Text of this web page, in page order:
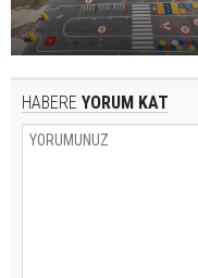
HABERE YORUM KAT